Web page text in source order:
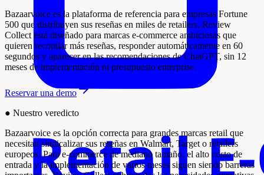
Bazaarvoice es la plataforma de referencia para empresas Fortune
500 que distribuyen sus reseñas en miles de retailers. Review
Collect está diseñado para marcas e-commerce ambiciosas que
quieren recopilar más reseñas, responder automáticamente en 60
segundos y aparecer en las recomendaciones de ChatGPT, sin 12
meses de implementación ni presupuesto enterprise.
Reservar una demo
● Nuestro veredicto
Bazaarvoice es la opción correcta para grandes marcas retail que
necesitan sindicalizar sus reseñas en Walmart, Target o retailers
europeos. Para e-commerce de mediano tamaño, el alto costo de
entrada y la implementación de varios meses siguen siendo barreras